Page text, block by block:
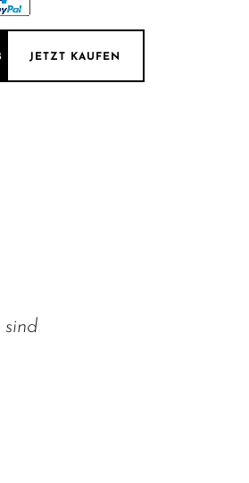
Hochglanz / Walnuss Menge
JETZT KAUFEN